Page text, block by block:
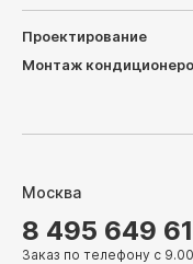
Проектирование
Монтаж
Москва
8 495 649
Заказ по телефону с